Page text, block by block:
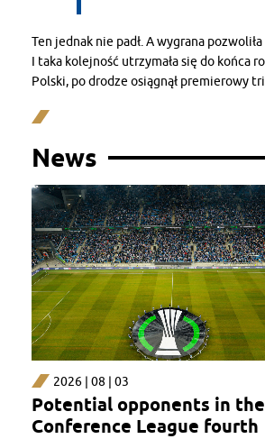
Ten jednak nie padł. A wygrana
I taka kolejność utrzymała się do końca
Polski, po drodze osiągnął premierowy
News
2026 | 08 | 03
Potential opponents in the
Conference League fourth